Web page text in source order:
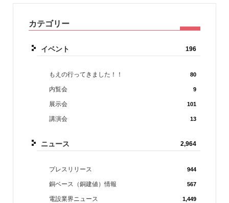
カテゴリー
イベント 196
もえの行ってきました！！ 80
内覧会 9
展示会 101
講演会 13
ニュース 2,964
プレスリリース 944
銅ベース（銅建値）情報 567
電設業界ニュース 1,449